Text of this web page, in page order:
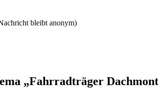
bleibt anonym)
„Fahrradträger